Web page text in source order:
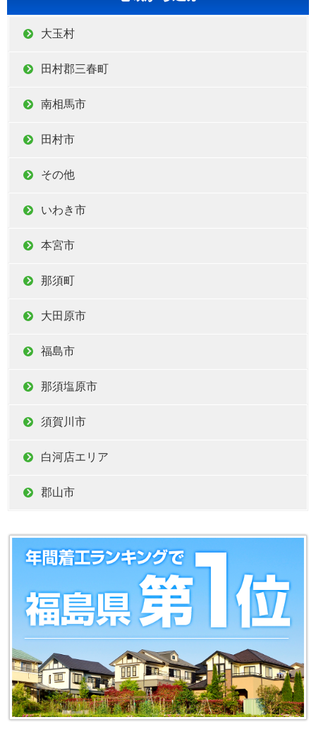
大玉村
田村郡三春町
南相馬市
田村市
その他
いわき市
本宮市
那須町
大田原市
福島市
那須塩原市
須賀川市
白河店エリア
郡山市